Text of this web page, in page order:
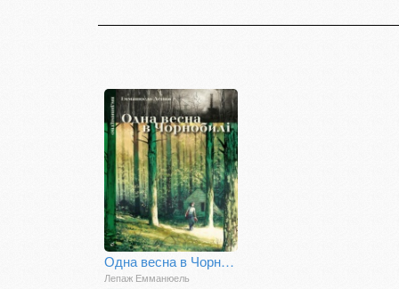
Одна весна в Чорнобилі
Лепаж Емманюель